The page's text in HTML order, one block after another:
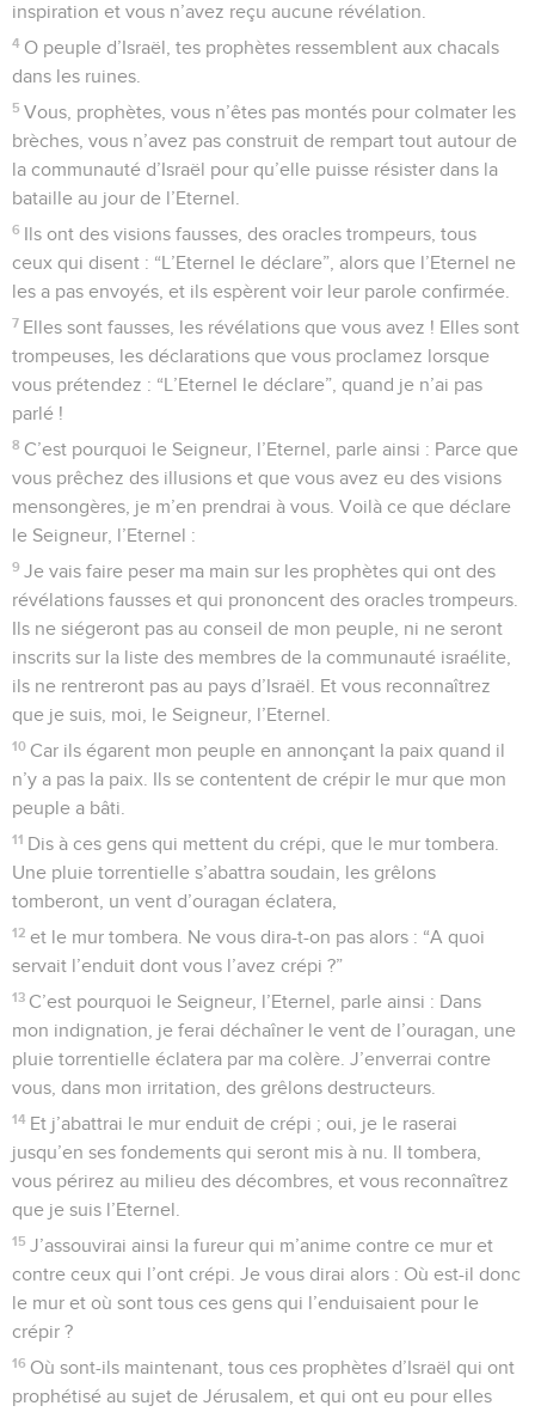
inspiration et vous n’avez reçu aucune révélation.
4 O peuple d’Israël, tes prophètes ressemblent aux chacals
dans les ruines.
5 Vous, prophètes, vous n’êtes pas montés pour colmater les
brèches, vous n’avez pas construit de rempart tout autour de
la communauté d’Israël pour qu’elle puisse résister dans la
bataille au jour de l’Eternel.
6 Ils ont des visions fausses, des oracles trompeurs, tous
ceux qui disent : “L’Eternel le déclare”, alors que l’Eternel ne
les a pas envoyés, et ils espèrent voir leur parole confirmée.
7 Elles sont fausses, les révélations que vous avez ! Elles sont
trompeuses, les déclarations que vous proclamez lorsque
vous prétendez : “L’Eternel le déclare”, quand je n’ai pas
parlé !
8 C’est pourquoi le Seigneur, l’Eternel, parle ainsi : Parce que
vous prêchez des illusions et que vous avez eu des visions
mensongères, je m’en prendrai à vous. Voilà ce que déclare
le Seigneur, l’Eternel :
9 Je vais faire peser ma main sur les prophètes qui ont des
révélations fausses et qui prononcent des oracles trompeurs.
Ils ne siégeront pas au conseil de mon peuple, ni ne seront
inscrits sur la liste des membres de la communauté israélite,
ils ne rentreront pas au pays d’Israël. Et vous reconnaîtrez
que je suis, moi, le Seigneur, l’Eternel.
10 Car ils égarent mon peuple en annonçant la paix quand il
n’y a pas la paix. Ils se contentent de crépir le mur que mon
peuple a bâti.
11 Dis à ces gens qui mettent du crépi, que le mur tombera.
Une pluie torrentielle s’abattra soudain, les grêlons
tomberont, un vent d’ouragan éclatera,
12 et le mur tombera. Ne vous dira-t-on pas alors : “A quoi
servait l’enduit dont vous l’avez crépi ?”
13 C’est pourquoi le Seigneur, l’Eternel, parle ainsi : Dans
mon indignation, je ferai déchaîner le vent de l’ouragan, une
pluie torrentielle éclatera par ma colère. J’enverrai contre
vous, dans mon irritation, des grêlons destructeurs.
14 Et j’abattrai le mur enduit de crépi ; oui, je le raserai
jusqu’en ses fondements qui seront mis à nu. Il tombera,
vous périrez au milieu des décombres, et vous reconnaîtrez
que je suis l’Eternel.
15 J’assouvirai ainsi la fureur qui m’anime contre ce mur et
contre ceux qui l’ont crépi. Je vous dirai alors : Où est-il donc
le mur et où sont tous ces gens qui l’enduisaient pour le
crépir ?
16 Où sont-ils maintenant, tous ces prophètes d’Israël qui ont
prophétisé au sujet de Jérusalem, et qui ont eu pour elles